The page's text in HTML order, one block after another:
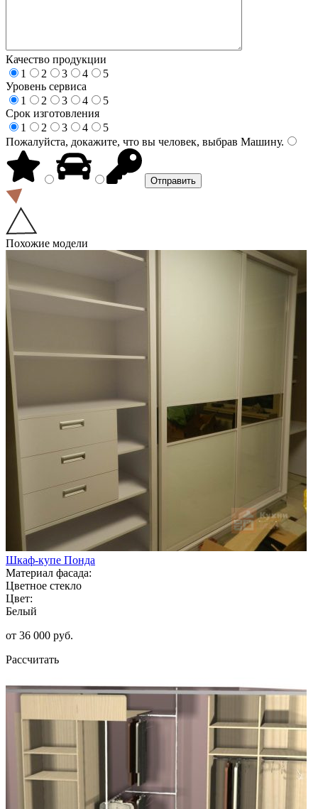
Качество продукции
1
2 3 4
5
Уровень сервиса
1
2 3 4
5
Срок изготовления
1
2 3 4
5
Пожалуйста, докажите, что вы человек, выбрав Машину.
Похожие модели
Шкаф-купе Понда
Материал фасада:
Цветное стекло
Цвет:
Белый
от 36 000 руб.
Рассчитать